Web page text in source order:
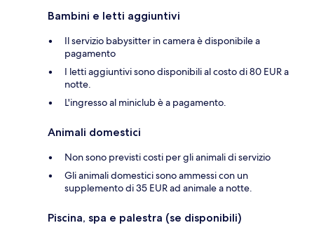
Bambini e letti aggiuntivi
Il servizio babysitter in camera è disponibile a
pagamento
I letti aggiuntivi sono disponibili al costo di 80 EUR a
notte.
L'ingresso al miniclub è a pagamento.
Animali domestici
Non sono previsti costi per gli animali di servizio
Gli animali domestici sono ammessi con un
supplemento di 35 EUR ad animale a notte.
Piscina, spa e palestra (se disponibili)